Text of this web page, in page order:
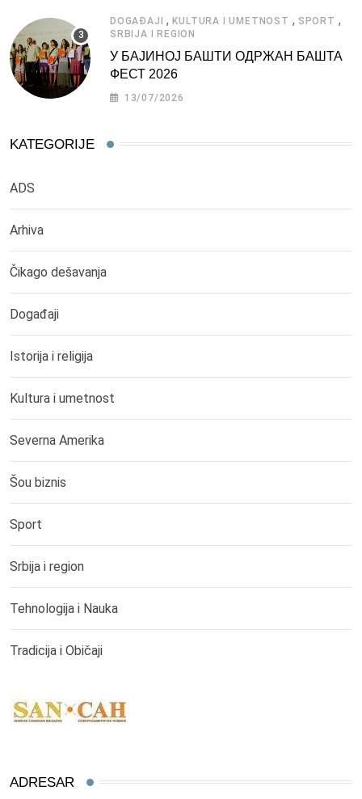
DOGAĐAJI ,KULTURA I UMETNOST , SPORT ,
SRBIJA I REGION
У БАЈИНОЈ БАШТИ ОДРЖАН БАШТА
ФЕСТ 2026
13/07/2026
KATEGORIJE
ADS
Arhiva
Čikago dešavanja
Događaji
Istorija i religija
Kultura i umetnost
Severna Amerika
Šou biznis
Sport
Srbija i region
Tehnologija i Nauka
Tradicija i Običaji
ADRESAR